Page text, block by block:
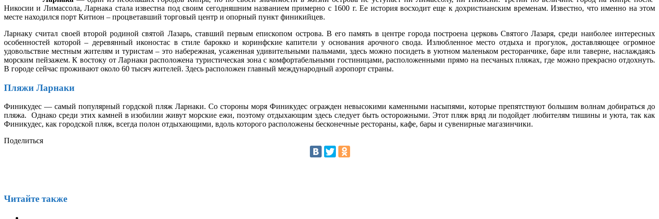
Никосии и Лимассола, Ларнака стала известна под своим сегодняшним названием примерно с 1600 г. Ее история восходит еще к дохристианским временам. Известно, что именно на этом
месте находился порт Китион – процветавший торговый центр и опорный пункт финикийцев.
Ларнаку считал своей второй родиной святой Лазарь, ставший первым епископом острова. В его память в центре города построена церковь Святого Лазаря, среди наиболее интересных
особенностей которой – деревянный иконостас в стиле барокко и коринфские капители у основания арочного свода. Излюбленное место отдыха и прогулок, доставляющее огромное
удовольствие местным жителям и туристам – это набережная, усаженная удивительными пальмами, здесь можно посидеть в уютном маленьком ресторанчике, баре или таверне, наслаждаясь
морским пейзажем. К востоку от Ларнаки расположена туристическая зона с комфортабельными гостиницами, расположенными прямо на песчаных пляжах, где можно прекрасно отдохнуть.
В городе сейчас проживают около 60 тысяч жителей. Здесь расположен главный международный аэропорт страны.
Пляжи Ларнаки
Финикудес — самый популярный гордской пляж Ларнаки. Со стороны моря Финикудес огражден невысокими каменными насыпями, которые препятствуют большим волнам добираться до
пляжа. Однако среди этих камней в изобилии живут морские ежи, поэтому отдыхающим здесь следует быть осторожными. Этот пляж вряд ли подойдет любителям тишины и уюта, так как
Финикудес, как городской пляж, всегда полон отдыхающими, вдоль которого расположены бесконечные рестораны, кафе, бары и сувенирные магазинчики.
Поделиться
Читайте также